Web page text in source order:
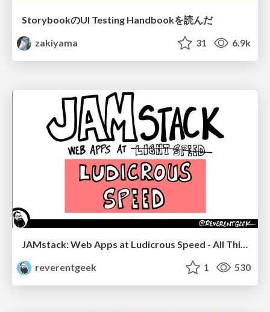
StorybookのUI Testing Handbookを読んだ
zakiyama
31 6.9k
JAMstack: Web Apps at Ludicrous Speed - All Things Open 2022
reverentgeek
1 530